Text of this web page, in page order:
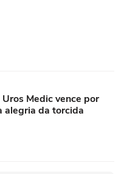
Medic vence por
alegria da torcida